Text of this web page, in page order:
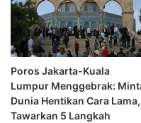
Poros Jakarta-Kuala
Lumpur Menggebrak:
Dunia Hentikan Cara Lama,
Tawarkan 5 Langkah